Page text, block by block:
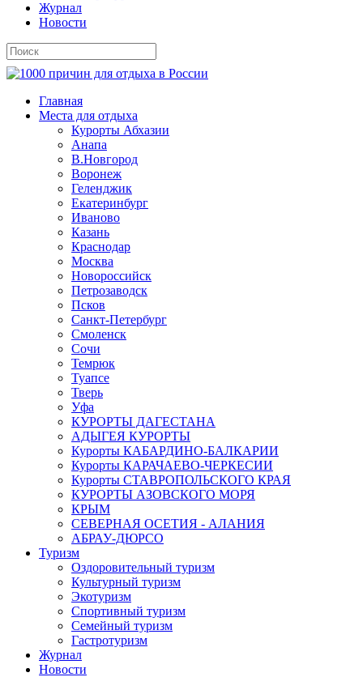
Журнал
Новости
Главная
Места для отдыха
Курорты Абхазии
Анапа
В.Новгород
Воронеж
Геленджик
Екатеринбург
Иваново
Казань
Краснодар
Москва
Новороссийск
Петрозаводск
Псков
Санкт-Петербург
Смоленск
Сочи
Темрюк
Туапсе
Тверь
Уфа
КУРОРТЫ ДАГЕСТАНА
АДЫГЕЯ КУРОРТЫ
Курорты КАБАРДИНО-БАЛКАРИИ
Курорты КАРАЧАЕВО-ЧЕРКЕСИИ
Курорты СТАВРОПОЛЬСКОГО КРАЯ
КУРОРТЫ АЗОВСКОГО МОРЯ
КРЫМ
СЕВЕРНАЯ ОСЕТИЯ - АЛАНИЯ
АБРАУ-ДЮРСО
Туризм
Оздоровительный туризм
Культурный туризм
Экотуризм
Спортивный туризм
Семейный туризм
Гастротуризм
Журнал
Новости